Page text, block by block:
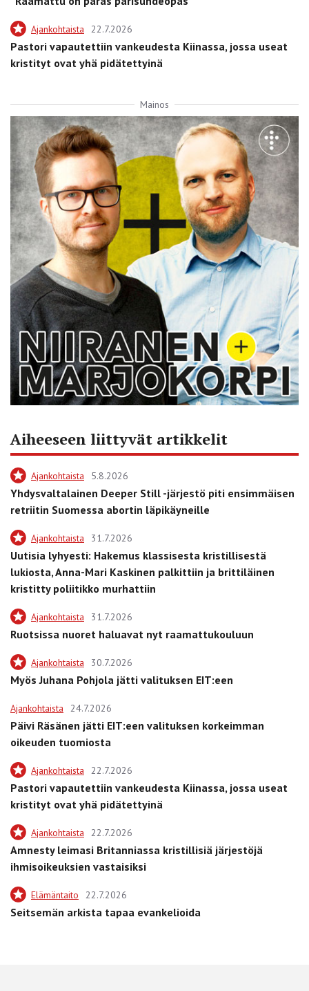
Ajankohtaista 22.7.2026
Pastori vapautettiin vankeudesta Kiinassa, jossa useat
kristityt ovat yhä pidätettyinä
Mainos
Aiheeseen liittyvät artikkelit
Ajankohtaista 5.8.2026
Yhdysvaltalainen Deeper Still -järjestö piti ensimmäisen
retriitin Suomessa abortin läpikäyneille
Ajankohtaista 31.7.2026
Uutisia lyhyesti: Hakemus klassisesta kristillisestä
lukiosta, Anna-Mari Kaskinen palkittiin ja brittiläinen
kristitty poliitikko murhattiin
Ajankohtaista 31.7.2026
Ruotsissa nuoret haluavat nyt raamattukouluun
Ajankohtaista 30.7.2026
Myös Juhana Pohjola jätti valituksen EIT:een
Ajankohtaista 24.7.2026
Päivi Räsänen jätti EIT:een valituksen korkeimman
oikeuden tuomiosta
Ajankohtaista 22.7.2026
Pastori vapautettiin vankeudesta Kiinassa, jossa useat
kristityt ovat yhä pidätettyinä
Ajankohtaista 22.7.2026
Amnesty leimasi Britanniassa kristillisiä järjestöjä
ihmisoikeuksien vastaisiksi
Elämäntaito 22.7.2026
Seitsemän arkista tapaa evankelioida